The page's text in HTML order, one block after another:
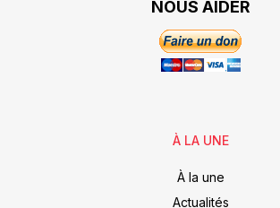
NOUS AIDER
À LA UNE
À la une
Actualités